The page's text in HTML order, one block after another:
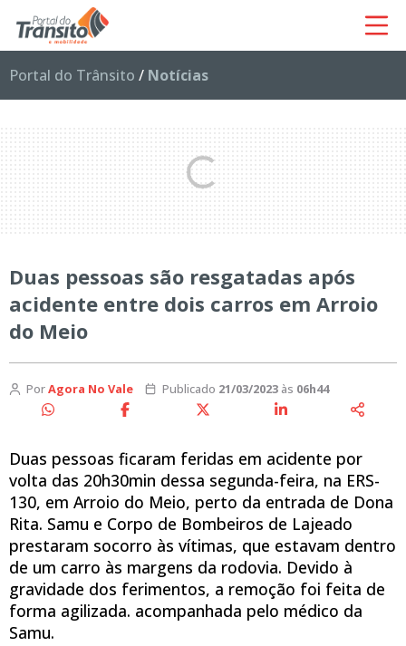
Portal do Trânsito / Notícias
Duas pessoas são resgatadas após
acidente entre dois carros em Arroio
do Meio
PorAgora No Vale Publicado 21/03/2023às 06h44
Duas pessoas ficaram feridas em acidente por
volta das 20h30min dessa segunda-feira, na ERS-
130, em Arroio do Meio, perto da entrada de Dona
Rita. Samu e Corpo de Bombeiros de Lajeado
prestaram socorro às vítimas, que estavam dentro
de um carro às margens da rodovia. Devido à
gravidade dos ferimentos, a remoção foi feita de
forma agilizada. acompanhada pelo médico da
Samu.